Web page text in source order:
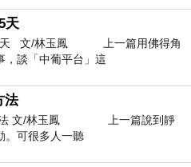
天
天 文/林玉鳳 上一篇用佛得角
，談「中葡平台」這
法
法 文/林玉鳳 上一篇說到靜
。可很多人一聽